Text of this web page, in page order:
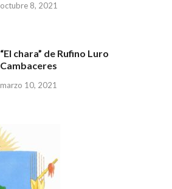
octubre 8, 2021
“El chara” de Rufino Luro
Cambaceres
marzo 10, 2021